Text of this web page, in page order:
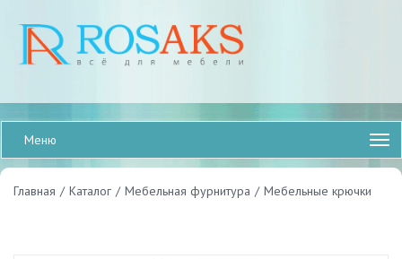
Меню
Главная / Каталог / Мебельная фурнитура / Мебельные крючки